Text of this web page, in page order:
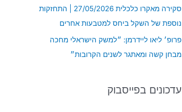
סקירה מאקרו כלכלית 27/05/2026 | התחזקות
נוספת של השקל ביחס למטבעות אחרים
פרופ׳ ליאו ליידרמן: ״למשק הישראלי מחכה
מבחן קשה ומאתגר לשנים הקרובות״
עדכונים בפייסבוק